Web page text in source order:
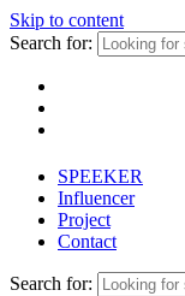
Skip to content
Search for:
SPEEKER
Influencer
Project
Contact
Search for: